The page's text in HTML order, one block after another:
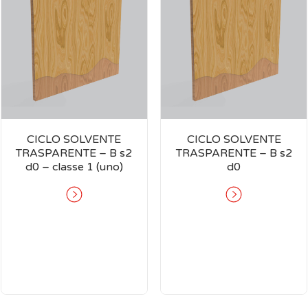
CICLO SOLVENTE
TRASPARENTE – B s2
d0 – classe 1 (uno)
CICLO SOLVENTE
TRASPARENTE – B s2
d0